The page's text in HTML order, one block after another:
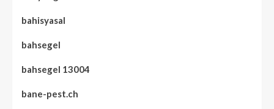
bahisyasal
bahsegel
bahsegel 13004
bane-pest.ch